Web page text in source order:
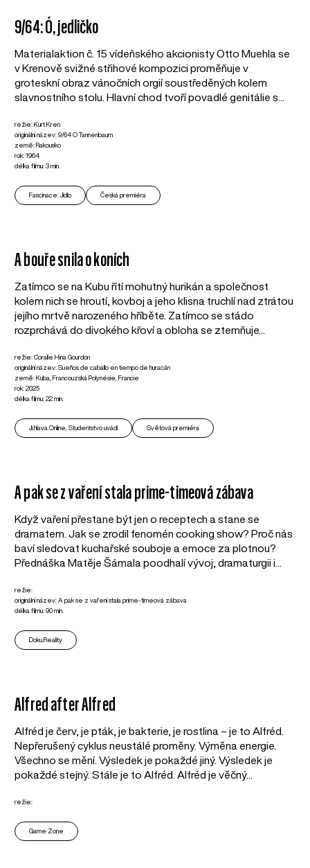
9/64: Ó, jedličko
Materialaktion č. 15 vídeňského akcionisty Otto Muehla se
v Krenově svižné střihové kompozici proměňuje v
groteskní obraz vánočních orgií soustředěných kolem
slavnostního stolu. Hlavní chod tvoří povadlé genitálie s...
režie: Kurt Kren
originální název: 9/64 O Tannenbaum
země: Rakousko
rok: 1964
délka filmu: 3 min.
Fascinace: Jídlo Česká premiéra
A bouře snila o koních
Zatímco se na Kubu řítí mohutný hurikán a společnost
kolem nich se hroutí, kovboj a jeho klisna truchlí nad ztrátou
jejího mrtvě narozeného hříběte. Zatímco se stádo
rozprchává do divokého křoví a obloha se ztemňuje...
režie: Coralie Hina Gourdon
originální název: Sueños de caballo en tiempo de huracán
země: Kuba, Francouzská Polynésie, Francie
rok: 2025
délka filmu: 22 min.
Ji.hlava Online, Studentstvo uvádí Světová premiéra
A pak se z vaření stala prime-timeová zábava
Když vaření přestane být jen o receptech a stane se
dramatem. Jak se zrodil fenomén cooking show? Proč nás
baví sledovat kuchařské souboje a emoce za plotnou?
Přednáška Matěje Šámala poodhalí vývoj, dramaturgii i...
režie:
originální název: A pak se z vaření stala prime-timeová zábava
délka filmu: 90 min.
Doku.Reality
Alfred after Alfred
Alfréd je červ, je pták, je bakterie, je rostlina – je to Alfréd.
Nepřerušený cyklus neustálé proměny. Výměna energie.
Všechno se mění. Výsledek je pokaždé jiný. Výsledek je
pokaždé stejný. Stále je to Alfréd. Alfréd je věčný...
režie:
Game Zone